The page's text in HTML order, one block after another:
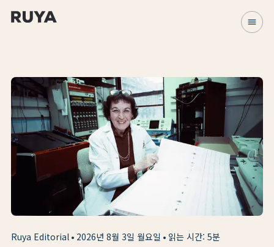
menu
Ruya Editorial 2026년 8월 3일 월요일 읽는 시간: 5분